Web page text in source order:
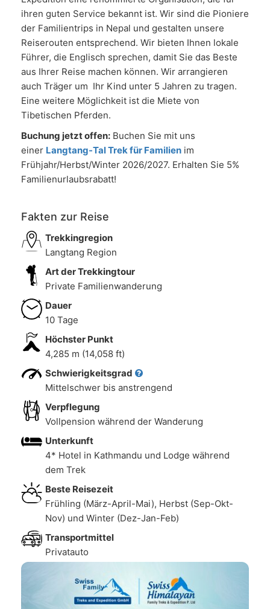
ihren guten Service bekannt ist. Wir sind die Pioniere
der Familientrips in Nepal und gestalten unsere
Reiserouten entsprechend. Wir bieten Ihnen lokale
Führer, die Englisch sprechen, damit Sie das Beste
aus Ihrer Reise machen können. Wir arrangieren
auch Träger um Ihr Kind unter 5 Jahren zu tragen.
Eine weitere Möglichkeit ist die Miete von
Tibetischen Pferden.
Buchung jetzt offen: Buchen Sie mit uns
einer Langtang-Tal Trek für Familien im
Frühjahr/Herbst/Winter 2026/2027. Erhalten Sie 5%
Familienurlaubsrabatt!
Fakten zur Reise
Trekkingregion
Langtang Region
Art der Trekkingtour
Private Familienwanderung
Dauer
10 Tage
Höchster Punkt
4,285 m (14,058 ft)
Schwierigkeitsgrad
Mittelschwer bis anstrengend
Verpflegung
Vollpension während der Wanderung
Unterkunft
4* Hotel in Kathmandu und Lodge während
dem Trek
Beste Reisezeit
Frühling (März-April-Mai), Herbst (Sep-Okt-
Nov) und Winter (Dez-Jan-Feb)
Transportmittel
Privatauto